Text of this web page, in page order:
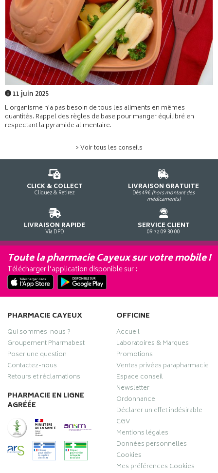
11 juin 2025
L'organisme n'a pas besoin de tous les aliments en mêmes
quantités. Rappel des règles de base pour manger équilibré en
respectant la pyramide alimentaire.
> Voir tous les conseils
CLICK & COLLECT
Cliquez & Retirez
LIVRAISON GRATUITE
Dès 49€ (hors montant des
médicaments)
LIVRAISON RAPIDE
Via DPD
SERVICE CLIENT
09 72 09 30 00
Toute la pharmacie Cayeux sur votre mobile !
Télécharger l’application disponible sur :
PHARMACIE CAYEUX
Qui sommes-nous ?
Groupement Pharmabest
Poser une question
Contactez-nous
Retours et réclamations
PHARMACIE EN LIGNE
AGRÉÉE
OFFICINE
Accueil
Laboratoires & Marques
Promotions
Ventes privées parapharmacie
Espace conseil
Newsletter
Ordonnance
Déclarer un effet indésirable
CGV
Mentions légales
Données personnelles
Cookies
Mes préférences Cookies